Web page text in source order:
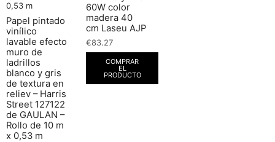
Papel pintado
vinílico
lavable efecto
muro de
ladrillos
blanco y gris
de textura en
reliev – Harris
Street 127122
de GAULAN –
Rollo de 10 m
x 0,53 m
60W color
madera 40
cm Laseu AJP
€83.27
COMPRAR
EL
PRODUCTO